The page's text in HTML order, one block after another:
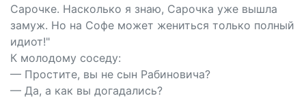
Сарочке. Насколько я знаю, Сарочка уже вышла
замуж. Но на Софе может жениться только полный
идиот!"
К молодому соседу:
— Простите, вы не сын Рабиновича?
— Да, а как вы догадались?